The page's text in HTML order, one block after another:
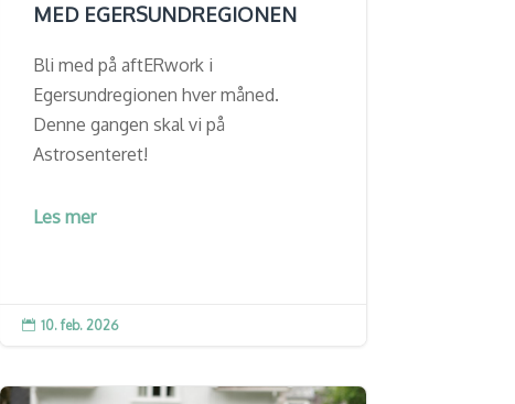
MED EGERSUNDREGIONEN
Bli med på aftERwork i
Egersundregionen hver måned.
Denne gangen skal vi på
Astrosenteret!
Les mer
 10. feb. 2026